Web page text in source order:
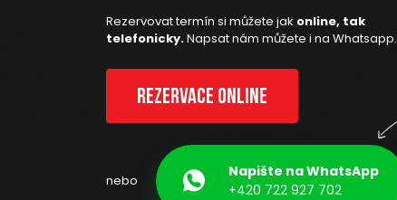
Rezervovat termín si můžete jak online, tak
telefonicky.Napsat nám můžete i na Whatsapp.
Rezervace online
nebo
Napište na WhatsApp
+420 722 927 702